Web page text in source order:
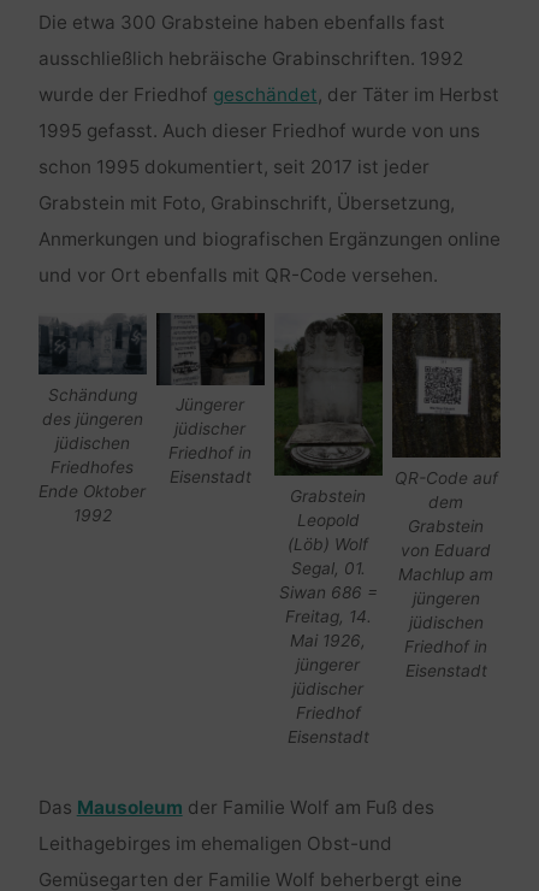
Die etwa 300 Grabsteine haben ebenfalls fast
ausschließlich hebräische Grabinschriften. 1992
wurde der Friedhof geschändet, der Täter im Herbst
1995 gefasst. Auch dieser Friedhof wurde von uns
schon 1995 dokumentiert, seit 2017 ist jeder
Grabstein mit Foto, Grabinschrift, Übersetzung,
Anmerkungen und biografischen Ergänzungen online
und vor Ort ebenfalls mit QR-Code versehen.
Schändung
des jüngeren
jüdischen
Friedhofes
Ende Oktober
1992
Jüngerer
jüdischer
Friedhof in
Eisenstadt
Grabstein
Leopold
(Löb) Wolf
Segal, 01.
Siwan 686 =
Freitag, 14.
Mai 1926,
jüngerer
jüdischer
Friedhof
Eisenstadt
QR-Code auf
dem
Grabstein
von Eduard
Machlup am
jüngeren
jüdischen
Friedhof in
Eisenstadt
Das Mausoleum der Familie Wolf am Fuß des
Leithagebirges im ehemaligen Obst-und
Gemüsegarten der Familie Wolf beherbergt eine